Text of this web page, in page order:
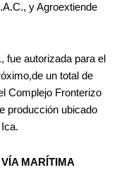
y Agroextiende
fue autorizada para el
un total de
Complejo Fronterizo
producción ubicado
MARÍTIMA